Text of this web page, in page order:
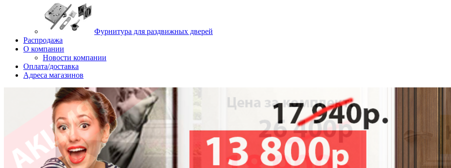
Фурнитура для раздвижных дверей
Распродажа
О компании
Новости компании
Оплата/доставка
Адреса магазинов